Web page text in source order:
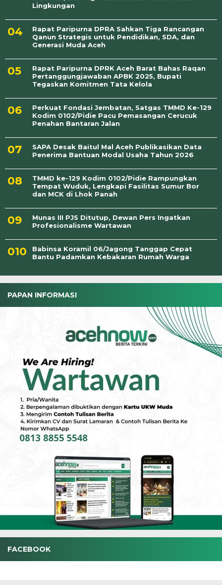
Lingkungan
Rapat Paripurna DPRA Sahkan Tiga Rancangan
Qanun Strategis untuk Pendidikan, SDA, dan
Generasi Muda Aceh
Rapat Paripurna DPRK Aceh Barat Bahas Raqan
Pertanggungjawaban APBK 2025, Bupati
Tegaskan Komitmen Tata Kelola
Perkuat Fondasi Jembatan, Satgas TMMD Ke-129
Kodim 0102/Pidie Pacu Pemasangan Cerucuk
Penahan Bantaran Jalan
SAPA Desak Baitul Mal Aceh Publikasikan Data
Penerima Bantuan Modal Usaha Tahun 2026
TMMD ke-129 Kodim 0102/Pidie Rampungkan
Tempat Wuduk, Lengkapi Fasilitas Sumur Bor
dan MCK di Lhok Panah
Munas III PJS Ditutup, Dewan Pers Ingatkan
Profesionalisme Wartawan
Babinsa Koramil 06/Jagong Tanggap Cepat
Bantu Padamkan Kebakaran Rumah Warga
PAPAN INFORMASI
FACEBOOK